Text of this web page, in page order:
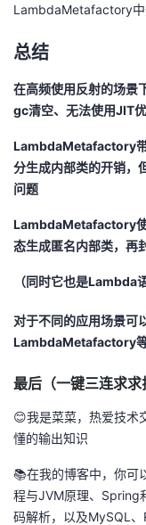
LambdaMetafactory
总结
在高频使用反射的场景
gc清空、无法使用JIT
LambdaMetafactory带
分生成内部类的开销，
问题
LambdaMetafactory
态生成匿名内部类，
（同时它也是Lambda
对于不同的应用场景
LambdaMetafactory
最后（一键三连求求
😊我是菜菜，热爱技术
懂的输出知识
📚在我的博客中，你可
程与JVM原理、Spring
码解析，以及MySQL